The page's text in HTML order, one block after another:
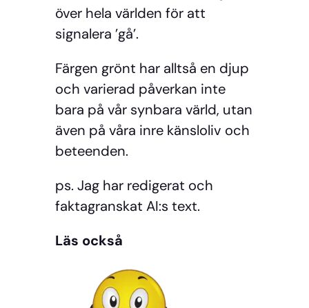
över hela världen för att
signalera ’gå’.
Färgen grönt har alltså en djup
och varierad påverkan inte
bara på vår synbara värld, utan
även på våra inre känsloliv och
beteenden.
ps. Jag har redigerat och
faktagranskat AI:s text.
Läs också